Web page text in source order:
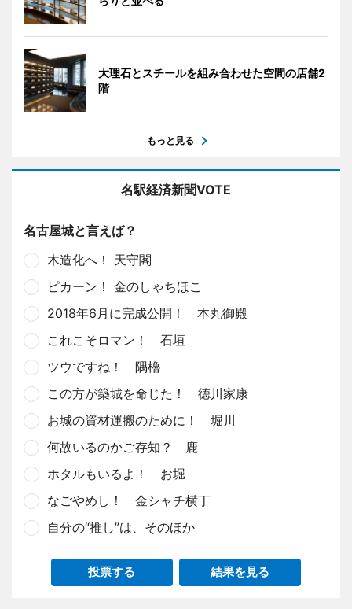
大理石とスチールを組み合わせた空間の店舗2
階
もっと見る
名駅経済新聞VOTE
名古屋城と言えば？
木造化へ！ 天守閣
ピカーン！ 金のしゃちほこ
2018年6月に完成公開！ 本丸御殿
これこそロマン！ 石垣
ツウですね！ 隅櫓
この方が築城を命じた！ 徳川家康
お城の資材運搬のために！ 堀川
何故いるのかご存知？ 鹿
ホタルもいるよ！ お堀
なごやめし！ 金シャチ横丁
自分の“推し”は、そのほか
投票する 結果を見る